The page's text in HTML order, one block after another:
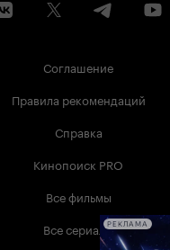
Соглашение
Правила рекомендаций
Справка
Кинопоиск PRO
Все фильмы
Все сериалыРЕКЛАМА